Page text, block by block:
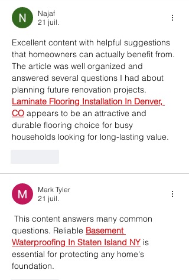
Najaf
21 juil.
Excellent content with helpful suggestions
that homeowners can actually benefit from.
The article was well organized and
answered several questions I had about
planning future renovation projects.
Laminate Flooring Installation In Denver,
CO appears to be an attractive and
durable flooring choice for busy
households looking for long-lasting value.
Mark Tyler
21 juil.
questions. Reliable Basement
Waterproofing In Staten Island NY is
essential for protecting any home's
foundation.